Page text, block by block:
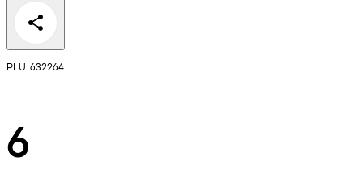
PLU: 632264
6